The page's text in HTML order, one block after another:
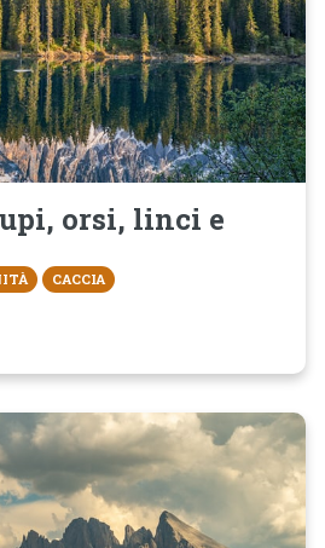
orsi, linci e
CACCIA